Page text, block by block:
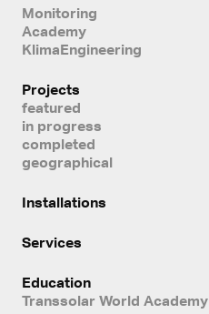
Monitoring
Academy
KlimaEngineering
Projects
featured
in progress
completed
geographical
Installations
Services
Education
Transsolar World Academy